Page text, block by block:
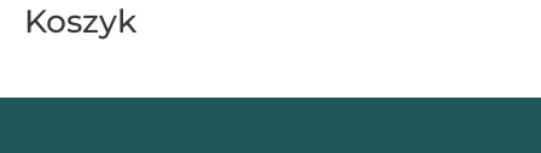
Koszyk